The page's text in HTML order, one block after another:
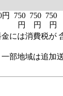
円
750
円
750
円
750
円
には消費税が
部地域は追加